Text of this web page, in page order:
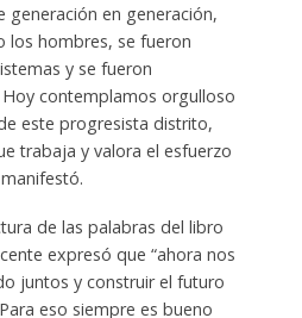
en generación,
los hombres, se fueron
y se fueron
contemplamos orgulloso
este progresista distrito,
trabaja y valora el esfuerzo
de las palabras del libro
expresó que “ahora nos
juntos y construir el futuro
eso siempre es bueno